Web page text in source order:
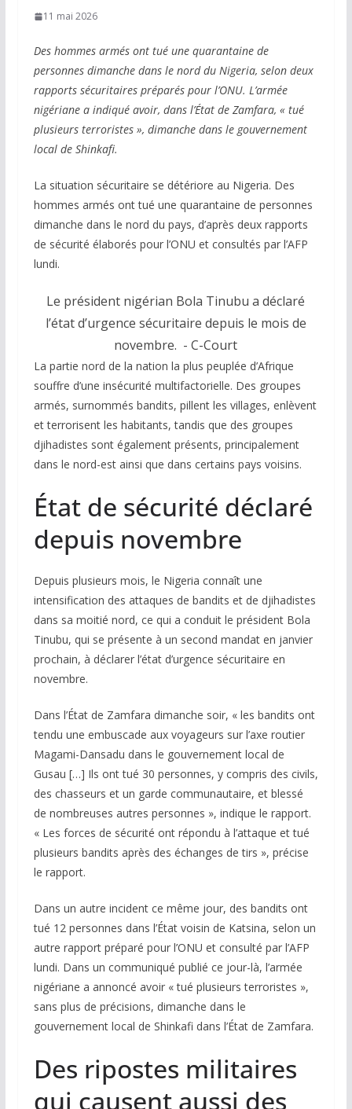
11 mai 2026
Des hommes armés ont tué une quarantaine de
personnes dimanche dans le nord du Nigeria, selon deux
rapports sécuritaires préparés pour l’ONU. L’armée
nigériane a indiqué avoir, dans l’État de Zamfara, « tué
plusieurs terroristes », dimanche dans le gouvernement
local de Shinkafi.
La situation sécuritaire se détériore au Nigeria. Des
hommes armés ont tué une quarantaine de personnes
dimanche dans le nord du pays, d’après deux rapports
de sécurité élaborés pour l’ONU et consultés par l’AFP
lundi.
Le président nigérian Bola Tinubu a déclaré
l’état d’urgence sécuritaire depuis le mois de
novembre. - C-Court
La partie nord de la nation la plus peuplée d’Afrique
souffre d’une insécurité multifactorielle. Des groupes
armés, surnommés bandits, pillent les villages, enlèvent
et terrorisent les habitants, tandis que des groupes
djihadistes sont également présents, principalement
dans le nord-est ainsi que dans certains pays voisins.
État de sécurité déclaré
depuis novembre
Depuis plusieurs mois, le Nigeria connaît une
intensification des attaques de bandits et de djihadistes
dans sa moitié nord, ce qui a conduit le président Bola
Tinubu, qui se présente à un second mandat en janvier
prochain, à déclarer l’état d’urgence sécuritaire en
novembre.
Dans l’État de Zamfara dimanche soir, « les bandits ont
tendu une embuscade aux voyageurs sur l’axe routier
Magami-Dansadu dans le gouvernement local de
Gusau […] Ils ont tué 30 personnes, y compris des civils,
des chasseurs et un garde communautaire, et blessé
de nombreuses autres personnes », indique le rapport.
« Les forces de sécurité ont répondu à l’attaque et tué
plusieurs bandits après des échanges de tirs », précise
le rapport.
Dans un autre incident ce même jour, des bandits ont
tué 12 personnes dans l’État voisin de Katsina, selon un
autre rapport préparé pour l’ONU et consulté par l’AFP
lundi. Dans un communiqué publié ce jour-là, l’armée
nigériane a annoncé avoir « tué plusieurs terroristes »,
sans plus de précisions, dimanche dans le
gouvernement local de Shinkafi dans l’État de Zamfara.
Des ripostes militaires
qui causent aussi des